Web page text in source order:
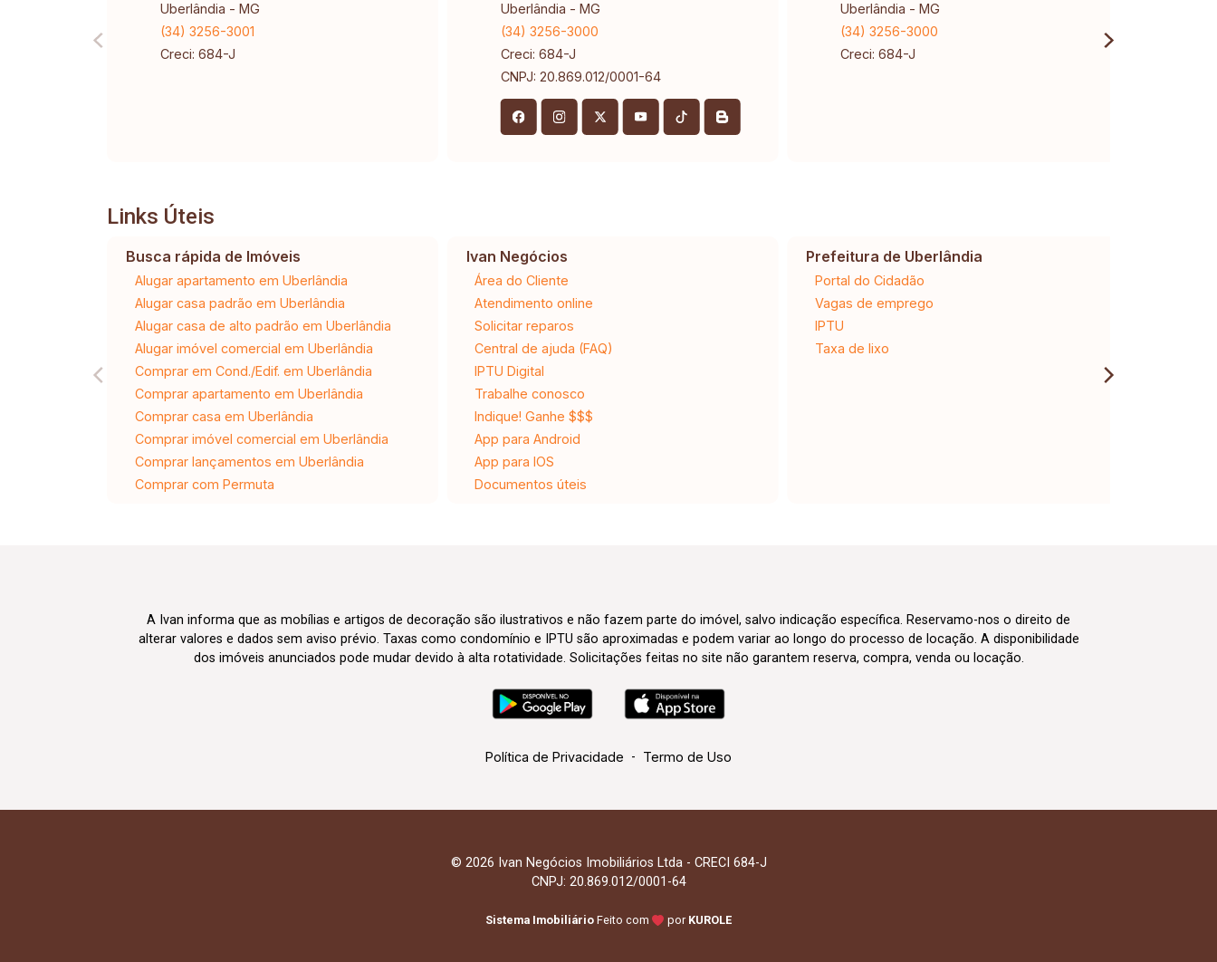
Uberlândia - MG
(34) 3256-3001
Creci: 684-J
Uberlândia - MG
(34) 3256-3000
Creci: 684-J
CNPJ: 20.869.012/0001-64
Uberlândia - MG
(34) 3256-3000
Creci: 684-J
Links Úteis
Busca rápida de Imóveis
Alugar apartamento em Uberlândia
Alugar casa padrão em Uberlândia
Alugar casa de alto padrão em Uberlândia
Alugar imóvel comercial em Uberlândia
Comprar em Cond./Edif. em Uberlândia
Comprar apartamento em Uberlândia
Comprar casa em Uberlândia
Comprar imóvel comercial em Uberlândia
Comprar lançamentos em Uberlândia
Comprar com Permuta
Ivan Negócios
Área do Cliente
Atendimento online
Solicitar reparos
Central de ajuda (FAQ)
IPTU Digital
Trabalhe conosco
Indique! Ganhe $$$
App para Android
App para IOS
Documentos úteis
Prefeitura de Uberlândia
Portal do Cidadão
Vagas de emprego
IPTU
Taxa de lixo
A Ivan informa que as mobílias e artigos de decoração são ilustrativos e não fazem parte do imóvel, salvo indicação específica. Reservamo-nos o direito de
alterar valores e dados sem aviso prévio. Taxas como condomínio e IPTU são aproximadas e podem variar ao longo do processo de locação. A disponibilidade
dos imóveis anunciados pode mudar devido à alta rotatividade. Solicitações feitas no site não garantem reserva, compra, venda ou locação.
Política de Privacidade - Termo de Uso
© 2026 Ivan Negócios Imobiliários Ltda - CRECI 684-J
CNPJ: 20.869.012/0001-64
Sistema Imobiliário Feito com por KUROLE